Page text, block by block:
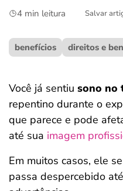
últimas notícias
ferramentas
4 min leitura Salvar
benefícios direitos e
Você já sentiu sono no
repentino durante o
que parece e pode
até sua imagem
Em muitos casos, ele
passa despercebido